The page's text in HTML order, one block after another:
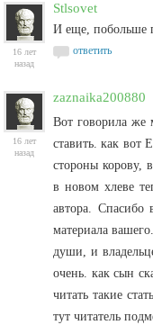
16 лет
назад
Stlsovet
И еще, побольше
ответить
16 лет
назад
zaznaika200880
Вот говорила же
ставить. как вот
стороны корову,
в новом хлеве
автора. Спасибо
материала
души, и
очень. как сын
читать такие
тут читатель